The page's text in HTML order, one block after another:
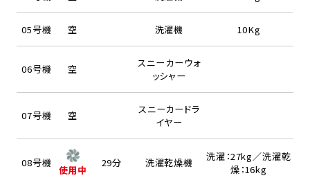
05号機 空 洗濯機 10Kg
06号機 空
スニーカーウォ
ッシャー
07号機 空
スニーカードラ
イヤー
08号機
使用中
29分 洗濯乾燥機
洗濯：27kg／洗濯乾
燥：16kg